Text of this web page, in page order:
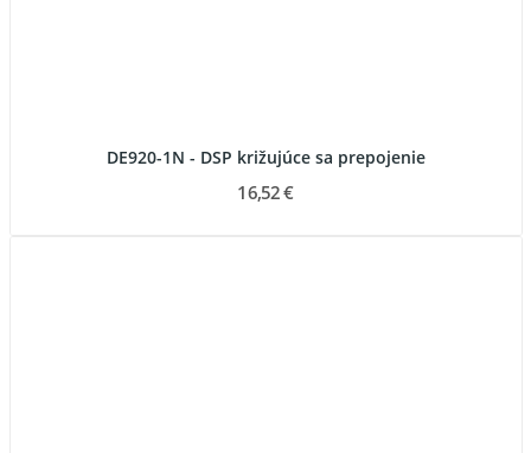
DE920-1N - DSP križujúce sa prepojenie
16,52 €